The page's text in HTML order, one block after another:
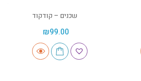
שכנים – קודקוד
₪99.00